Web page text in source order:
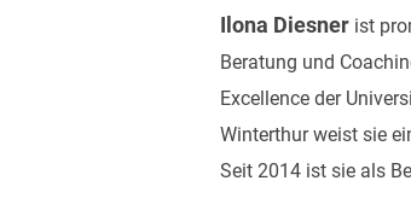
Ilona Diesner ist
Beratung und
Excellence der
Winterthur weist sie
Seit 2014 ist sie als